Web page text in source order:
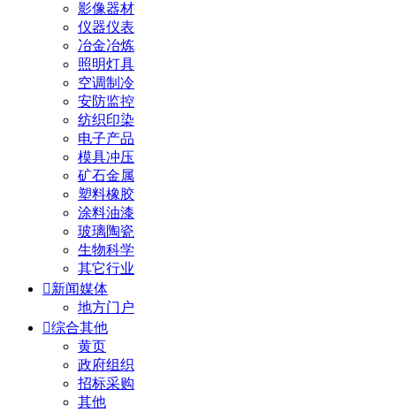
影像器材
仪器仪表
冶金冶炼
照明灯具
空调制冷
安防监控
纺织印染
电子产品
模具冲压
矿石金属
塑料橡胶
涂料油漆
玻璃陶瓷
生物科学
其它行业
新闻媒体
地方门户
综合其他
黄页
政府组织
招标采购
其他